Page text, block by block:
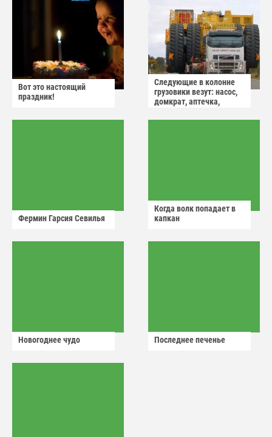
Вот это настоящий
праздник!
Следующие в колонне
грузовики везут: насос,
домкрат, аптечка,
Фермин Гарсия Севилья
Когда волк попадает в
капкан
Новогоднее чудо Последнее печенье